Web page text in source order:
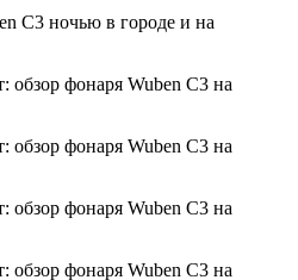
C3 ночью в городе и на